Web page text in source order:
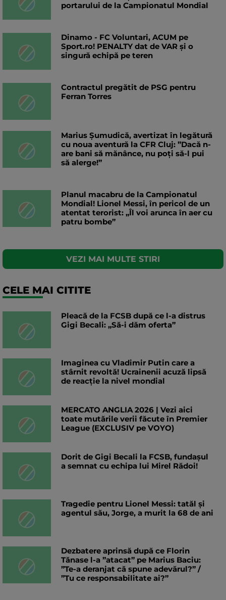
portarului de la Campionatul Mondial
Dinamo - FC Voluntari, ACUM pe
Sport.ro! PENALTY dat de VAR și o
singură echipă pe teren
Contractul pregătit de PSG pentru
Ferran Torres
Marius Șumudică, avertizat în legătură
cu noua aventură la CFR Cluj: ”Dacă n-
are bani să mănânce, nu poți să-l pui
să alerge!”
Planul macabru de la Campionatul
Mondial! Lionel Messi, în pericol de un
atentat terorist: „Îl voi arunca în aer cu
patru bombe”
VEZI MAI MULTE STIRI
CELE MAI CITITE
Pleacă de la FCSB după ce l-a distrus
Gigi Becali: „Să-i dăm oferta”
Imaginea cu Vladimir Putin care a
stârnit revoltă! Ucrainenii acuză lipsă
de reacție la nivel mondial
MERCATO ANGLIA 2026 | Vezi aici
toate mutările verii făcute în Premier
League (EXCLUSIV pe VOYO)
Dorit de Gigi Becali la FCSB, fundașul
a semnat cu echipa lui Mirel Rădoi!
Tragedie pentru Lionel Messi: tatăl și
agentul său, Jorge, a murit la 68 de ani
Dezbatere aprinsă după ce Florin
Tănase l-a ”atacat” pe Marius Baciu:
”Te-a deranjat că spune adevărul?” /
”Tu ce responsabilitate ai?”